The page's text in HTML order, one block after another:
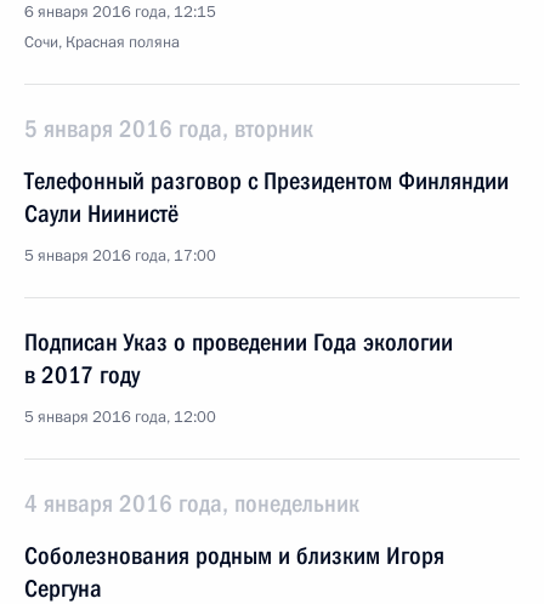
6 января 2016 года, 12:15
Сочи, Красная поляна
5 января 2016 года, вторник
Телефонный разговор с Президентом Финляндии
Саули Ниинистё
5 января 2016 года, 17:00
Подписан Указ о проведении Года экологии
в 2017 году
5 января 2016 года, 12:00
4 января 2016 года, понедельник
Соболезнования родным и близким Игоря
Сергуна